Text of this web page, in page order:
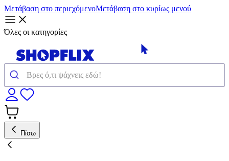
Μετάβαση στο περιεχόμενοΜετάβαση στο κυρίως μενού
Όλες οι κατηγορίες
Πίσω